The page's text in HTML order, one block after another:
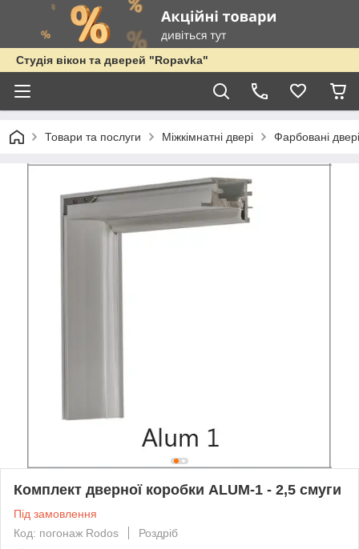
Студія вікон та дверей "Ropavka"
Товари та послуги Міжкімнатні двері Фарбовані двері
Комплект дверної коробки ALUM-1 - 2,5 смуги
Під замовлення
Код: погонаж Rodos
Роздріб